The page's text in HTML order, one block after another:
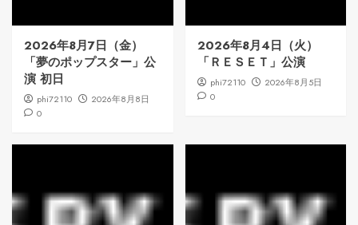
2026年8月7日（金）
「夢のポップスター」公
演 初日
phi72110
2026年8月8日
0
2026年8月4日（火）
「ＲＥＳＥＴ」公演
phi72110
2026年8月5日
0